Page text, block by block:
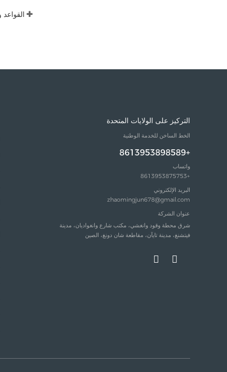
التركيز على الولايات المتحدة
الخط الساخن للخدمة الوطنية
+8613953898589
واتساب
+8613953875753
البريد الإلكتروني
zhaomingjun678@gmail.com
عنوان الشركة
شرق محطة وقود وانغشي، مكتب شارع وانغواديان، مدينة
فيتشنغ، مدينة تايآن، مقاطعة شان دونغ، الصين